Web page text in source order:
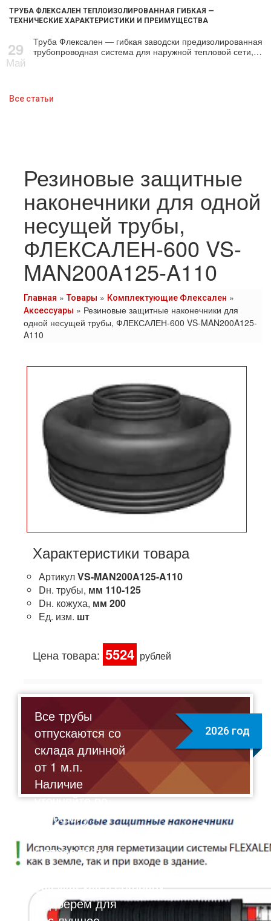
ТРУБА ФЛЕКСАЛЕН ТЕПЛОИЗОЛИРОВАННАЯ ГИБКАЯ —
ТЕХНИЧЕСКИЕ ХАРАКТЕРИСТИКИ И ПРЕИМУЩЕСТВА
29
Май
Труба Флексален — гибкая заводски предизолированная
трубопроводная система для наружной тепловой сети,…
Все статьи
Резиновые защитные
наконечники для одной
несущей трубы,
ФЛЕКСАЛЕН-600 VS-
MAN200A125-A110
Главная »Товары » Комплектующие Флексален »
Аксессуары » Резиновые защитные наконечники для
одной несущей трубы, ФЛЕКСАЛЕН-600 VS-MAN200A125-
A110
Характеристики товара
АртикулVS-MAN200A125-A110
Dн. трубы, мм 110-125
Dн. кожуха, мм 200
Ед. изм. шт
Цена товара: 5524 рублей
Все трубы
отпускаются со
склада длинной
от 1 м.п.
Наличие
уточняйте по
телефону:
Отправляйте
запрос на почту:
sale@flexalen.company
Подберем для
2026 год